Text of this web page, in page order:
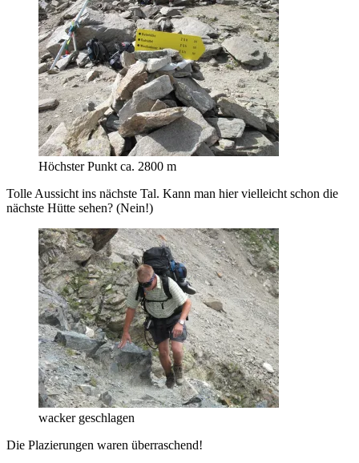
Höchster Punkt ca. 2800 m
Tolle Aussicht ins nächste Tal. Kann man hier vielleicht schon die
nächste Hütte sehen? (Nein!)
wacker geschlagen
Die Plazierungen waren überraschend!